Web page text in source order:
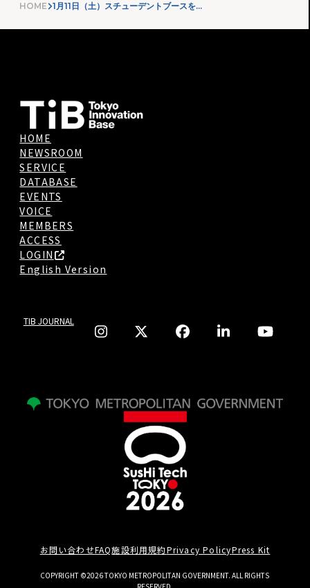
HOME 1月11日（土）スチューデントブースを3階ラウンジに開設します！
HOME
NEWSROOM
SERVICE
DATABASE
EVENTS
VOICE
MEMBERS
ACCESS
LOGIN
English Version
TIB JOURNAL
お問い合わせFAQ施設利用規約Privacy PolicyPress Kit
COPYRIGHT ©2026 TOKYO METROPOLITAN GOVERNMENT. ALL RIGHTS